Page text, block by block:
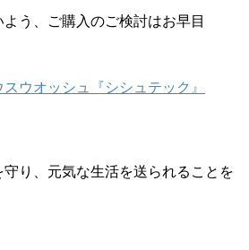
よう、ご購入のご検討はお早目
ウオッシュ『シシュテック』
り、元気な生活を送られることを